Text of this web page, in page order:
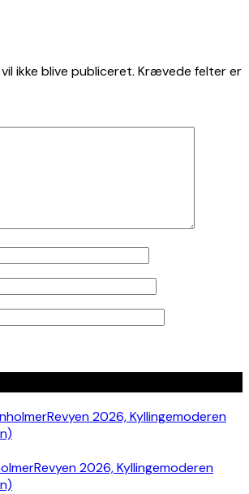
ikke blive publiceret. Krævede felter er
2026, Kyllingemoderen